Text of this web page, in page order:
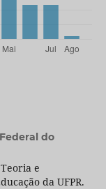
do
e
da UFPR.